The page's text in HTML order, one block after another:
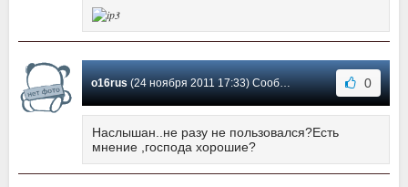
o16rus(24 ноября 2011 17:33) Сообщение #1 0
Наслышан..не разу не пользовался?Есть
мнение ,господа хорошие?